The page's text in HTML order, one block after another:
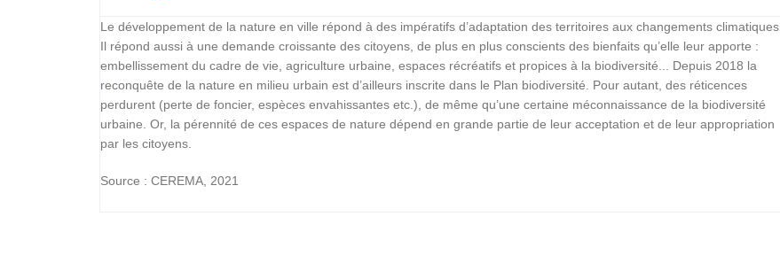
Le développement de la nature en ville répond à des impératifs d’adaptation des territoires aux changements climatiques.
Il répond aussi à une demande croissante des citoyens, de plus en plus conscients des bienfaits qu’elle leur apporte :
embellissement du cadre de vie, agriculture urbaine, espaces récréatifs et propices à la biodiversité... Depuis 2018 la
reconquête de la nature en milieu urbain est d’ailleurs inscrite dans le Plan biodiversité. Pour autant, des réticences
perdurent (perte de foncier, espèces envahissantes etc.), de même qu’une certaine méconnaissance de la biodiversité
urbaine. Or, la pérennité de ces espaces de nature dépend en grande partie de leur acceptation et de leur appropriation
par les citoyens.
Source : CEREMA, 2021